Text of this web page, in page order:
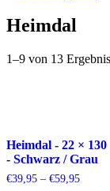
Heimdal
1–9 von 13
Heimdal - 22 × 130
- Schwarz / Grau
€39,95 – €59,95